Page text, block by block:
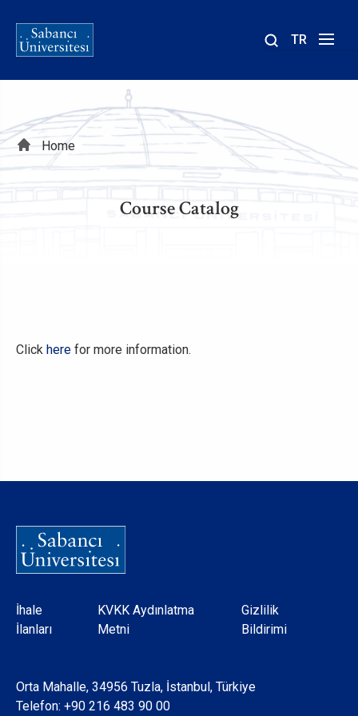
TR
Breadcrumb
Home
Course Catalog
Click here for more information.
Dipnot
İhale
İlanları
KVKK Aydınlatma
Metni
Gizlilik
Bildirimi
Orta Mahalle, 34956 Tuzla, İstanbul, Türkiye
Telefon: +90 216 483 90 00